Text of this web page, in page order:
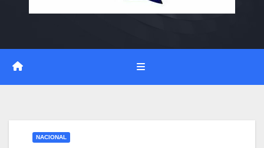
NACIONAL